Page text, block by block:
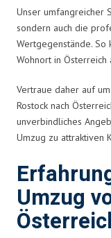
Unser umfangreicher
sondern auch die
Wertgegenstände. So
Wohnort in Österreich
Vertraue daher auf
Rostock nach
unverbindliches
Umzug zu attraktiven
Umzug